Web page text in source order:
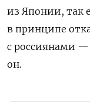
из Японии, так
в принципе
с россиянами —
он.